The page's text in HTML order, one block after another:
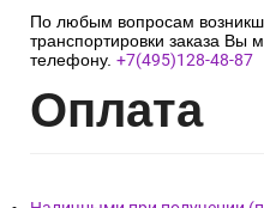
По любым вопросам
транспортировки заказа Вы
телефону. +7(495)128-48-87
Оплата